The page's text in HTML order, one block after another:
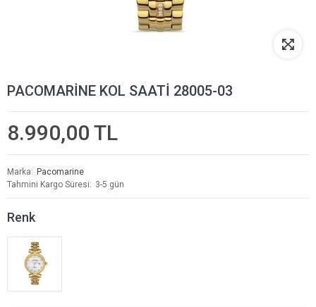
PACOMARİNE KOL SAATİ 28005-03
8.990,00 TL
Marka
Pacomarine
Tahmini Kargo Süresi
3-5 gün
Renk